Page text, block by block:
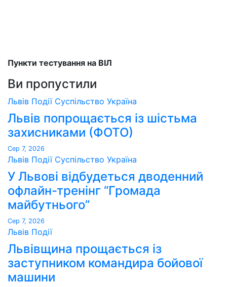
Пункти тестування на ВІЛ
Ви пропустили
Львів Події Суспільство Україна
Львів попрощається із шістьма
захисниками (ФОТО)
Сер 7, 2026
Львів Події Суспільство Україна
У Львові відбудеться дводенний
офлайн-тренінг “Громада
майбутнього”
Сер 7, 2026
Львів Події
Львівщина прощається із
заступником командира бойової
машини